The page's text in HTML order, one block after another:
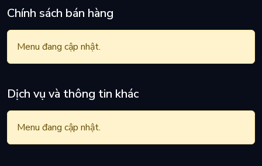
Chính sách bán hàng
Menu đang cập nhật.
Dịch vụ và thông tin khác
Menu đang cập nhật.